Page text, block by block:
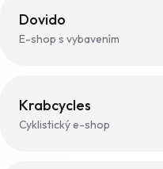
Dovido
E-shop s vybavením
Krabcycles
Cyklistický e-shop